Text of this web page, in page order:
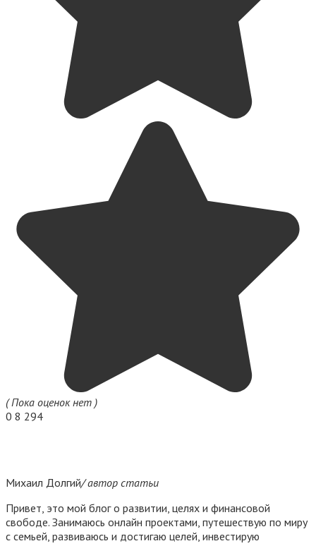
( Пока оценок нет )
0 8 294
Михаил Долгий/ автор статьи
Привет, это мой блог о развитии, целях и финансовой
свободе. Занимаюсь онлайн проектами, путешествую по миру
с семьей, развиваюсь и достигаю целей, инвестирую